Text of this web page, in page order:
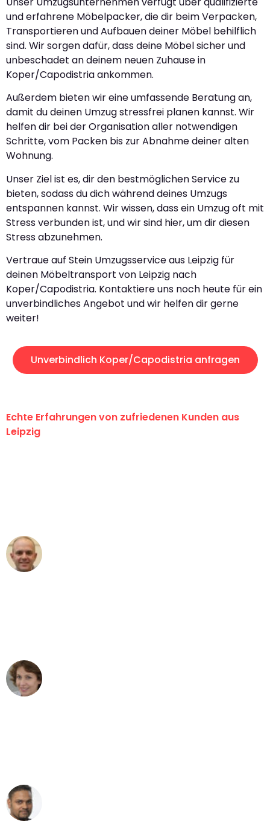
und erfahrene Möbelpacker, die dir beim Verpacken,
Transportieren und Aufbauen deiner Möbel behilflich
sind. Wir sorgen dafür, dass deine Möbel sicher und
unbeschadet an deinem neuen Zuhause in
Koper/Capodistria ankommen.
Außerdem bieten wir eine umfassende Beratung an,
damit du deinen Umzug stressfrei planen kannst. Wir
helfen dir bei der Organisation aller notwendigen
Schritte, vom Packen bis zur Abnahme deiner alten
Wohnung.
Unser Ziel ist es, dir den bestmöglichen Service zu
bieten, sodass du dich während deines Umzugs
entspannen kannst. Wir wissen, dass ein Umzug oft mit
Stress verbunden ist, und wir sind hier, um dir diesen
Stress abzunehmen.
Vertraue auf Stein Umzugsservice aus Leipzig für
deinen Möbeltransport von Leipzig nach
Koper/Capodistria. Kontaktiere uns noch heute für ein
unverbindliches Angebot und wir helfen dir gerne
weiter!
Unverbindlich Koper/Capodistria anfragen
Echte Erfahrungen von zufriedenen Kunden aus
Leipzig